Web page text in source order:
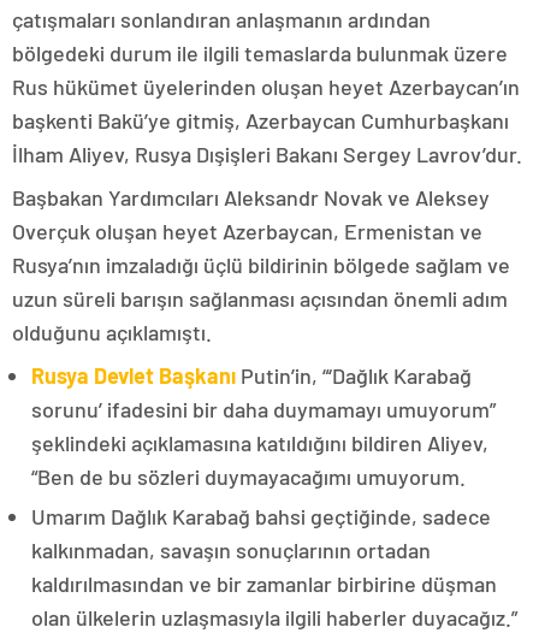
çatışmaları sonlandıran anlaşmanın ardından
bölgedeki durum ile ilgili temaslarda bulunmak üzere
Rus hükümet üyelerinden oluşan heyet Azerbaycan’ın
başkenti Bakü’ye gitmiş, Azerbaycan Cumhurbaşkanı
İlham Aliyev, Rusya Dışişleri Bakanı Sergey Lavrov’dur.
Başbakan Yardımcıları Aleksandr Novak ve Aleksey
Overçuk oluşan heyet Azerbaycan, Ermenistan ve
Rusya’nın imzaladığı üçlü bildirinin bölgede sağlam ve
uzun süreli barışın sağlanması açısından önemli adım
olduğunu açıklamıştı.
Rusya Devlet Başkanı Putin’in, “‘Dağlık Karabağ
sorunu’ ifadesini bir daha duymamayı umuyorum”
şeklindeki açıklamasına katıldığını bildiren Aliyev,
“Ben de bu sözleri duymayacağımı umuyorum.
Umarım Dağlık Karabağ bahsi geçtiğinde, sadece
kalkınmadan, savaşın sonuçlarının ortadan
kaldırılmasından ve bir zamanlar birbirine düşman
olan ülkelerin uzlaşmasıyla ilgili haberler duyacağız.”